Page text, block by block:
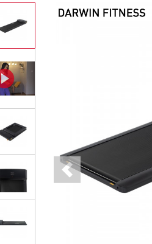
Previous